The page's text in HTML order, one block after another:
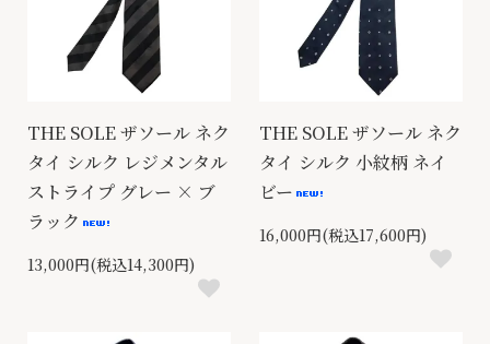
THE SOLE ザソール ネク
タイ シルク レジメンタル
ストライプ グレー × ブ
ラック
13,000円(税込14,300円)
THE SOLE ザソール ネク
タイ シルク 小紋柄 ネイ
ビー
16,000円(税込17,600円)